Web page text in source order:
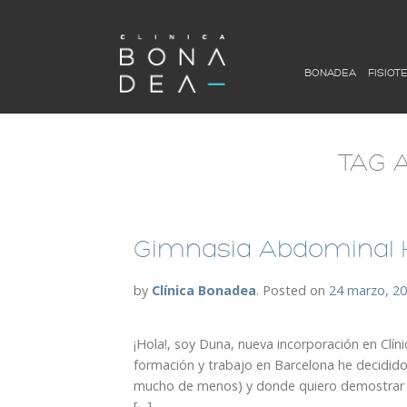
BONADEA
TAG
Gimnasia Abdominal
by Clínica Bonadea. Posted on 24 marzo,
¡Hola!, soy Duna, nueva incorporación en
formación y trabajo en Barcelona he
mucho de menos) y donde quiero